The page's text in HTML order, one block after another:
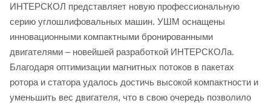
ИНТЕРСКОЛ представляет новую профессиональную
серию углошлифовальных машин. УШМ оснащены
инновационными компактными бронированными
двигателями – новейшей разработкой ИНТЕРСКОЛа.
Благодаря оптимизации магнитных потоков в пакетах
ротора и статора удалось достичь высокой компактности и
уменьшить вес двигателя, что в свою очередь позволило